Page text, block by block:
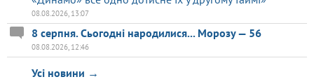
08.08.2026, 13:07
8 серпня. Сьогодні народилися... Морозу — 56
08.08.2026, 12:46
Усі новини →